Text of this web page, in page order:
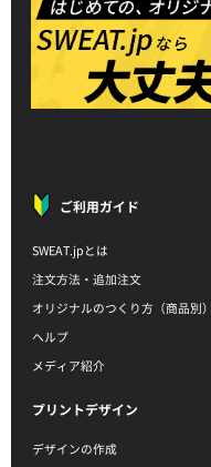
ご利用ガイド
SWEAT.jpとは
注文方法・追加注文
オリジナルのつくり方（商品別）
ヘルプ
メディア紹介
プリントデザイン
デザインの作成